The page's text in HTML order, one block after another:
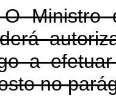
Ministro
a efetuar
no